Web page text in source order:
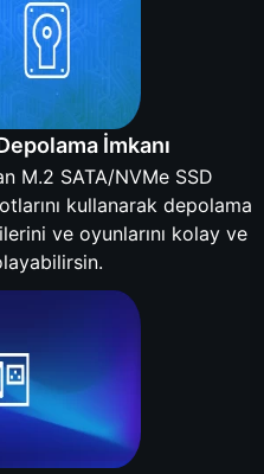
İmkanı
M.2 SATA/NVMe SSD
kullanarak depolama
ve oyunlarını kolay ve